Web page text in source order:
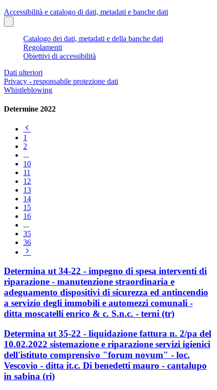
Accessibilità e catalogo di dati, metadati e banche dati
Catalogo dei dati, metadati e della banche dati
Regolamenti
Obiettivi di accessibilità
Dati ulteriori
Privacy - responsabile protezione dati
Whistleblowing
Determine 2022
1
2
...
10
11
12
13
14
15
16
...
35
36
Determina ut 34-22 - impegno di spesa interventi di
riparazione - manutenzione straordinaria e
adeguamento dispositivi di sicurezza ed antincendio
a servizio degli immobili e automezzi comunali -
ditta moscatelli enrico & c. S.n.c. - terni (tr)
Determina ut 35-22 - liquidazione fattura n. 2/pa del
10.02.2022 sistemazione e riparazione servizi igienici
dell'istituto comprensivo "forum novum" - loc.
Vescovio - ditta it.c. Di benedetti mauro - cantalupo
in sabina (ri)